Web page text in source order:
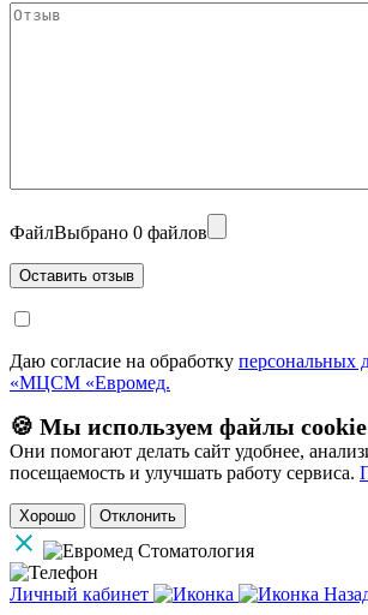
ФайлВыбрано 0 файлов
Даю согласие на обработку
«МЦСМ «Евромед.
🍪 Мы используем файлы cookie
Они помогают делать сайт удобнее,
посещаемость и улучшать работу сервиса.
Хорошо Отклонить
Личный кабинет